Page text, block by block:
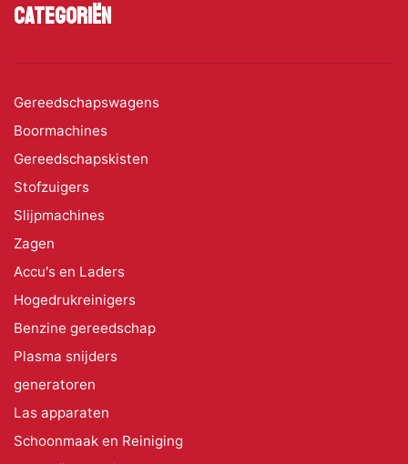
Categoriën
Gereedschapswagens
Boormachines
Gereedschapskisten
Stofzuigers
Slijpmachines
Zagen
Accu's en Laders
Hogedrukreinigers
Benzine gereedschap
Plasma snijders
generatoren
Las apparaten
Schoonmaak en Reiniging